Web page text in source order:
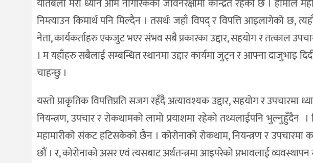
यतिबेला मेरो ध्यान आम नागरिकको जीवनरक्षामा केन्द्रित रहेको छ । हामीले
निम्त्याउन किमार्थ पनि मिल्दैन । तसर्थः जहाँ विपद् र विपत्ति आइलागेको छ,
नेता, कार्यकर्ताहरु एकजुट भएर संभव सबै प्रकारका उद्दार, सहयोग र तत्काल
। म यहाँहरु सबैलाई सम्बन्धित स्थानमा उद्दार कार्यमा जुट्न र आफ्ना दाजुभाइ
चाहन्छु ।
यस्तो प्राकृतिक विपत्तिप्रति सजग रहँदै अत्यावश्यक उद्दार, सहयोग र उपचारमा
नियन्त्रण, उपचार र रोकथामको लामो प्रयाशमा रहेको तथ्यलाईपनि भुल्नुहुँदैन
महामारीको संकट हटिसकेको छैन । कोरोनाको रोकथाम, नियन्त्रण र उपचारमा
छौं । र, कोरोनाको असर एवं त्यसबाट अर्थतन्त्रमा आइपरेको प्रभावलाई